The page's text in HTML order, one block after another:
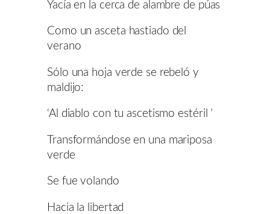
Yacía en la cerca de alambre de púas
Como un asceta hastiado del
verano
Sólo una hoja verde se rebeló y
maldijo:
‘Al diablo con tu ascetismo estéril ’
Transformándose en una mariposa
verde
Se fue volando
Hacia la libertad